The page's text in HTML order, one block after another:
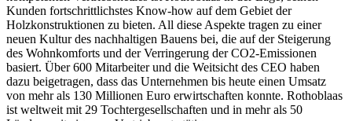
Kunden fortschrittlichstes Know-how auf dem Gebiet der
Holzkonstruktionen zu bieten. All diese Aspekte tragen zu einer
neuen Kultur des nachhaltigen Bauens bei, die auf der Steigerung
des Wohnkomforts und der Verringerung der CO2-Emissionen
basiert. Über 600 Mitarbeiter und die Weitsicht des CEO haben
dazu beigetragen, dass das Unternehmen bis heute einen Umsatz
von mehr als 130 Millionen Euro erwirtschaften konnte. Rothoblaas
ist weltweit mit 29 Tochtergesellschaften und in mehr als 50